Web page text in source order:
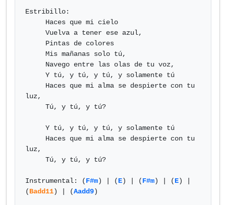
Estribillo:
luz,
luz,
Instrumental: (F#m) | (E) | (F#m) | (E) |
(Badd11) | (Aadd9)